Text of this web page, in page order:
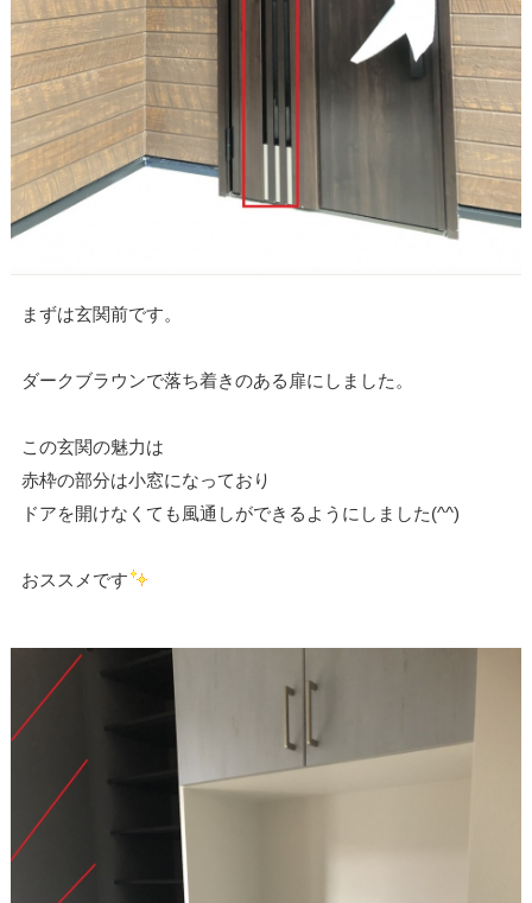
まずは玄関前です。
ダークブラウンで落ち着きのある扉にしました。
この玄関の魅力は
赤枠の部分は小窓になっており
ドアを開けなくても風通しができるようにしました(^^)
おススメです